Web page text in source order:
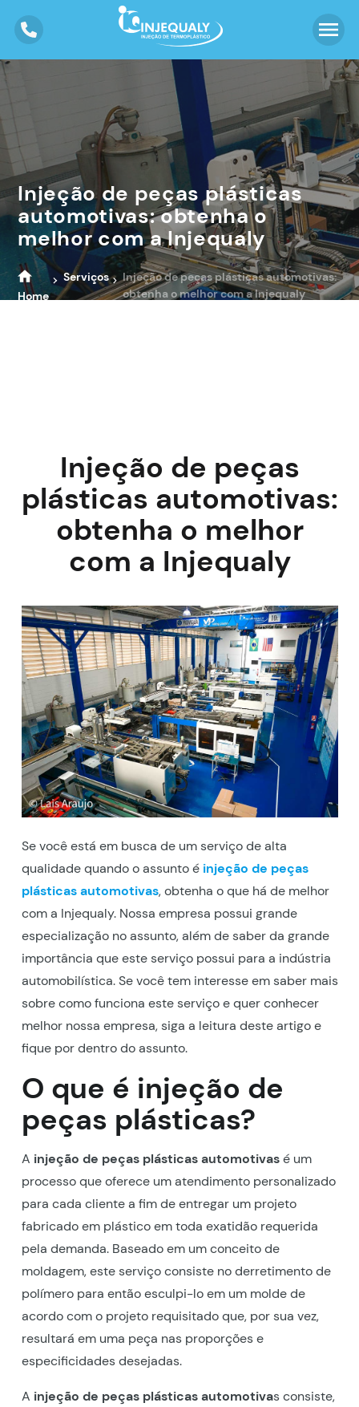
Injeção de peças plásticas
automotivas: obtenha o
melhor com a Injequaly
Home
Serviços
Injeção de peças plásticas automotivas:
obtenha o melhor com a Injequaly
Injeção de peças
plásticas automotivas:
obtenha o melhor
com a Injequaly
Se você está em busca de um serviço de alta
qualidade quando o assunto é injeção de peças
plásticas automotivas, obtenha o que há de melhor
com a Injequaly. Nossa empresa possui grande
especialização no assunto, além de saber da grande
importância que este serviço possui para a indústria
automobilística. Se você tem interesse em saber mais
sobre como funciona este serviço e quer conhecer
melhor nossa empresa, siga a leitura deste artigo e
fique por dentro do assunto.
O que é injeção de
peças plásticas?
A injeção de peças plásticas automotivasé um
processo que oferece um atendimento personalizado
para cada cliente a fim de entregar um projeto
fabricado em plástico em toda exatidão requerida
pela demanda. Baseado em um conceito de
moldagem, este serviço consiste no derretimento de
polímero para então esculpi-lo em um molde de
acordo com o projeto requisitado que, por sua vez,
resultará em uma peça nas proporções e
especificidades desejadas.
A injeção de peças plásticas automotivas consiste,